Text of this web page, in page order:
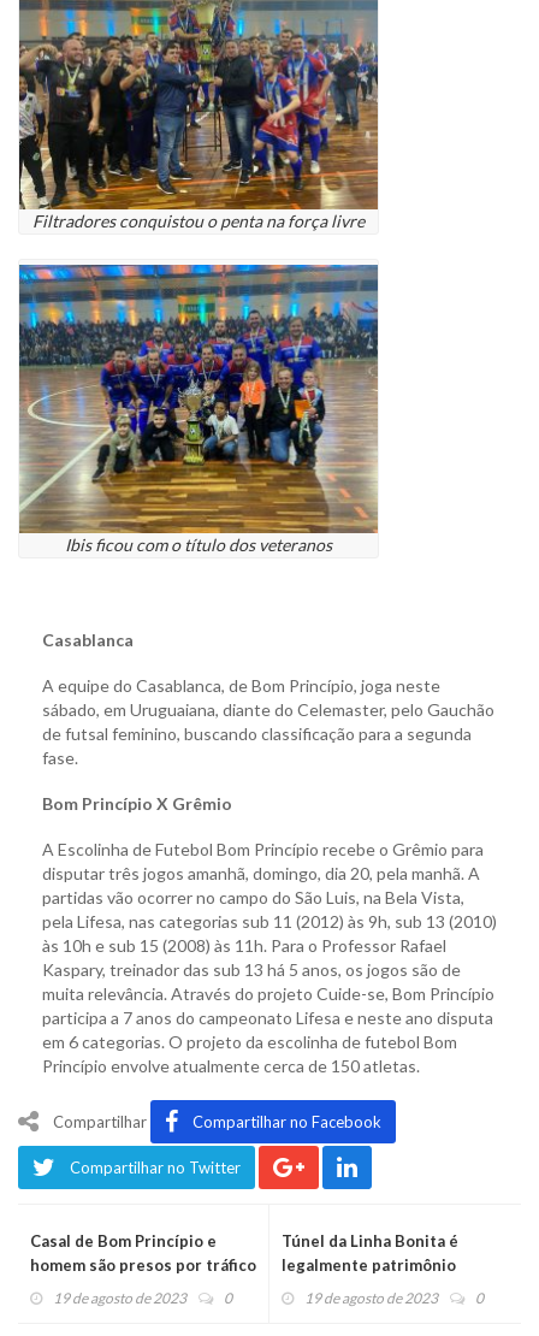
Filtradores conquistou o penta na força livre
Ibis ficou com o título dos veteranos
Casablanca
A equipe do Casablanca, de Bom Princípio, joga neste
sábado, em Uruguaiana, diante do Celemaster, pelo Gauchão
de futsal feminino, buscando classificação para a segunda
fase.
Bom Princípio X Grêmio
A Escolinha de Futebol Bom Princípio recebe o Grêmio para
disputar três jogos amanhã, domingo, dia 20, pela manhã. A
partidas vão ocorrer no campo do São Luis, na Bela Vista,
pela Lifesa, nas categorias sub 11 (2012) às 9h, sub 13 (2010)
às 10h e sub 15 (2008) às 11h. Para o Professor Rafael
Kaspary, treinador das sub 13 há 5 anos, os jogos são de
muita relevância. Através do projeto Cuide-se, Bom Princípio
participa a 7 anos do campeonato Lifesa e neste ano disputa
em 6 categorias. O projeto da escolinha de futebol Bom
Princípio envolve atualmente cerca de 150 atletas.
Compartilhar Compartilhar no Facebook
Compartilhar no Twitter
Casal de Bom Princípio e
homem são presos por tráfico
no Caí19 de agosto de 2023 0
Túnel da Linha Bonita é
legalmente patrimônio
salvadorense
19 de agosto de 2023 0